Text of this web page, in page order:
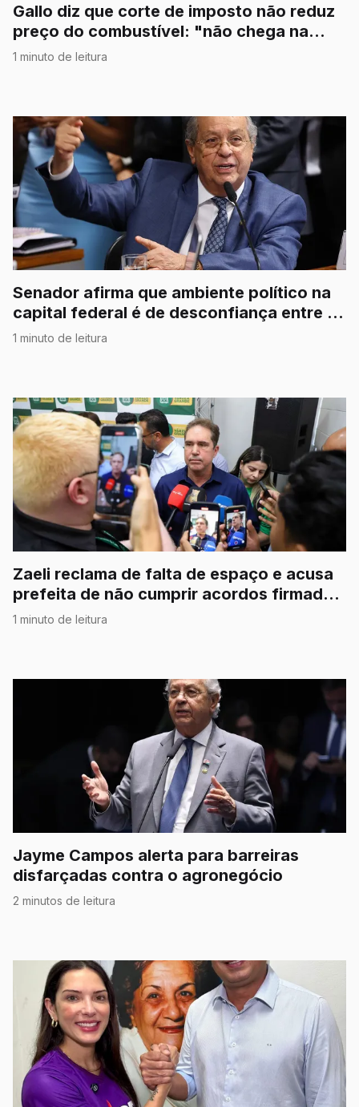
Gallo diz que corte de imposto não reduz
preço do combustível: "não chega na
bomba"
1 minuto de leitura
Senador afirma que ambiente político na
capital federal é de desconfiança entre os
Poderes
1 minuto de leitura
Zaeli reclama de falta de espaço e acusa
prefeita de não cumprir acordos firmados
na campanha
1 minuto de leitura
Jayme Campos alerta para barreiras
disfarçadas contra o agronegócio
2 minutos de leitura